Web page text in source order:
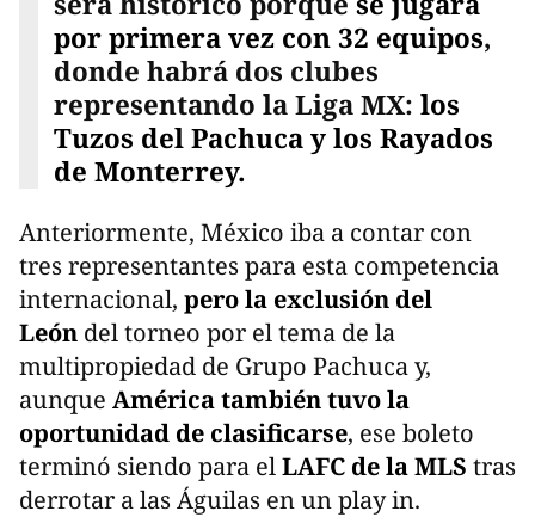
por primera vez con 32 equipos,
donde habrá dos clubes
representando la Liga MX: los
Tuzos del Pachuca y los Rayados
de Monterrey.
Anteriormente, México iba a contar con
tres representantes para esta competencia
internacional, pero la exclusión del
León del torneo por el tema de la
multipropiedad de Grupo Pachuca y,
aunque América también tuvo la
oportunidad de clasificarse, ese boleto
terminó siendo para elLAFC de la MLS tras
derrotar a las Águilas en un play in.